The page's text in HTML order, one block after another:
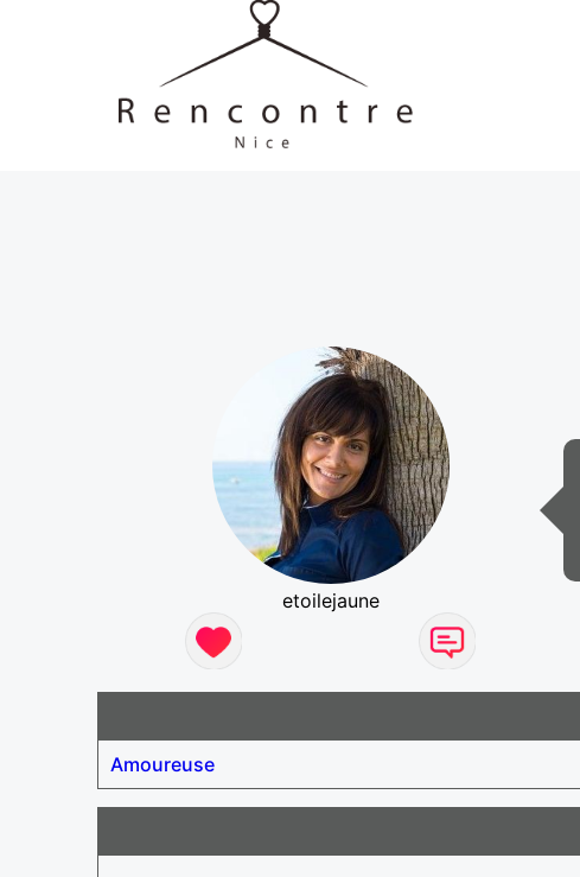
etoilejaune
Amoureuse